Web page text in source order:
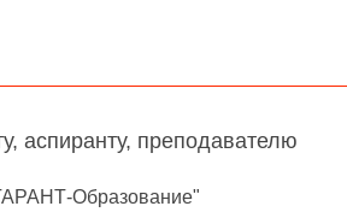
аспиранту, преподавателю
Образование"